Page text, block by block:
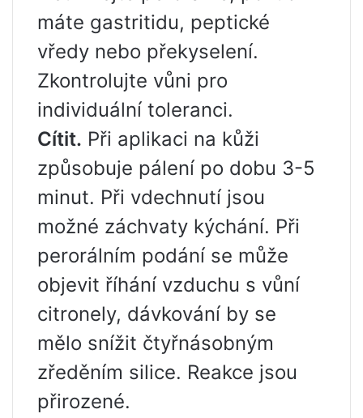
máte gastritidu, peptické
vředy nebo překyselení.
Zkontrolujte vůni pro
individuální toleranci.
Cítit. Při aplikaci na kůži
způsobuje pálení po dobu 3-5
minut. Při vdechnutí jsou
možné záchvaty kýchání. Při
perorálním podání se může
objevit říhání vzduchu s vůní
citronely, dávkování by se
mělo snížit čtyřnásobným
zředěním silice. Reakce jsou
přirozené.